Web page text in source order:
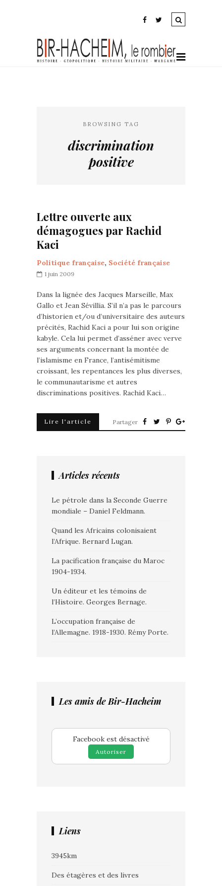
BROWSING TAG
discrimination
positive
Lettre ouverte aux
démagogues par Rachid
Kaci
Politique française, Société française
1 juin 2009
Dans la lignée des Jacques Marseille, Max
Gallo et Jean Sévillia. S’il n’a pas le parcours
d’historien et/ou d’universitaire des auteurs
précités, Rachid Kaci a pour lui son origine
kabyle. Cela lui permet d’asséner avec verve
ses arguments concernant la montée de
l’islamisme en France, l’antisémitisme
croissant, les repentances les plus diverses,
le communautarisme et autres
discriminations positives. Rachid Kaci…
Lire l'article Partager
Articles récents
Le pétrole dans la Seconde Guerre
mondiale – Daniel Feldmann.
Quand les Africains colonisaient
l’Afrique. Bernard Lugan.
La pacification française du Maroc
1904-1934.
Un éditeur et les témoins de
l’Histoire. Georges Bernage.
L’occupation française de
l’Allemagne. 1918-1930. Rémy Porte.
Les amis de Bir-Hacheim
Facebook est désactivé
Autoriser
Liens
3945km
Des étagères et des livres